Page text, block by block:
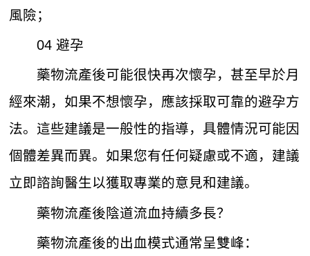
風險；
04 避孕
藥物流產後可能很快再次懷孕，甚至早於月
經來潮，如果不想懷孕，應該採取可靠的避孕方
法。這些建議是一般性的指導，具體情況可能因
個體差異而異。如果您有任何疑慮或不適，建議
立即諮詢醫生以獲取專業的意見和建議。
藥物流產後陰道流血持續多長？
藥物流產後的出血模式通常呈雙峰：